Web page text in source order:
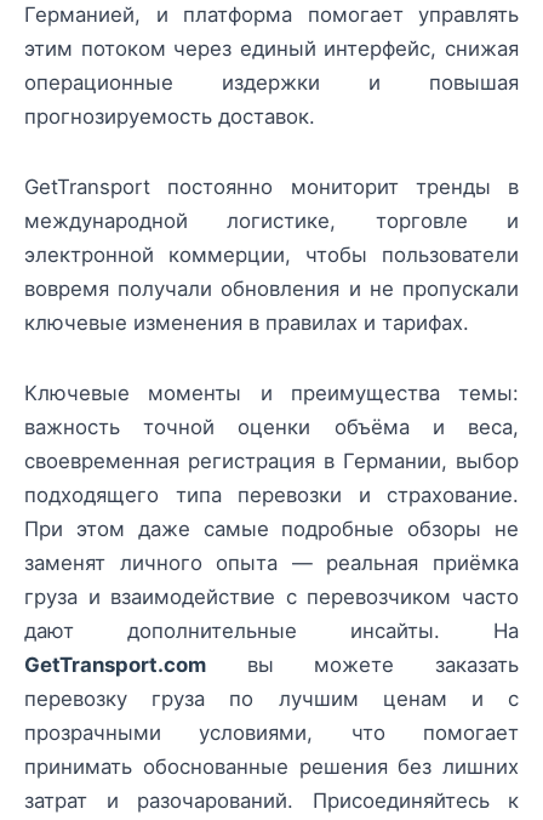
Германией, и платформа помогает управлять
этим потоком через единый интерфейс, снижая
операционные издержки и повышая
прогнозируемость доставок.
GetTransport постоянно мониторит тренды в
международной логистике, торговле и
электронной коммерции, чтобы пользователи
вовремя получали обновления и не пропускали
ключевые изменения в правилах и тарифах.
Ключевые моменты и преимущества темы:
важность точной оценки объёма и веса,
своевременная регистрация в Германии, выбор
подходящего типа перевозки и страхование.
При этом даже самые подробные обзоры не
заменят личного опыта — реальная приёмка
груза и взаимодействие с перевозчиком часто
дают дополнительные инсайты. На
GetTransport.com вы можете заказать
перевозку груза по лучшим ценам и с
прозрачными условиями, что помогает
принимать обоснованные решения без лишних
затрат и разочарований. Присоединяйтесь к